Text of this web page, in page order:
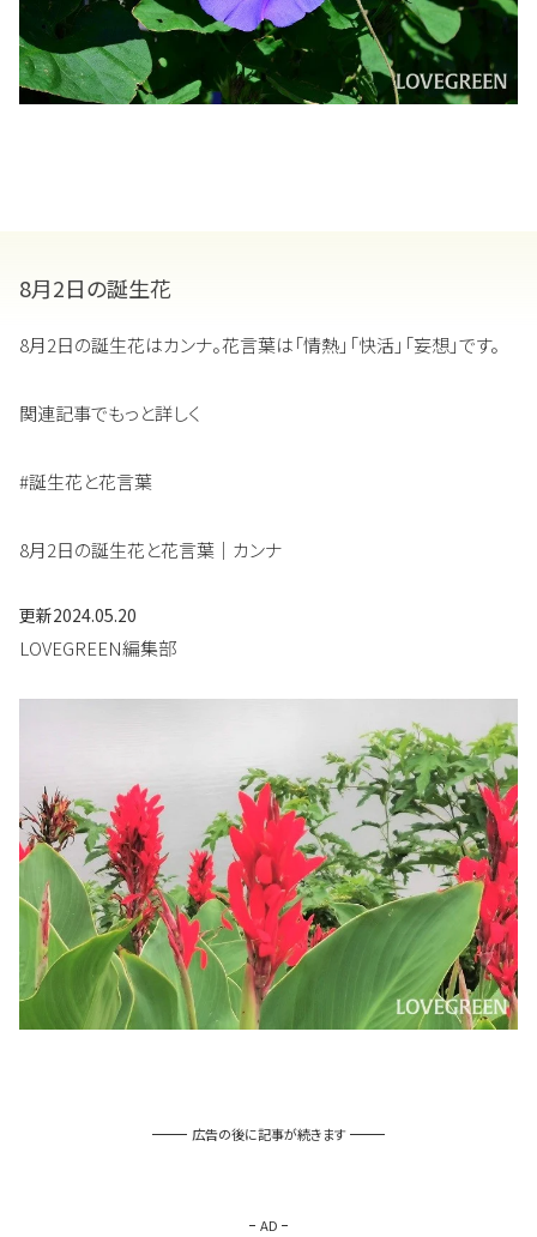
8月2日の誕生花
8月2日の誕生花はカンナ。花言葉は「情熱」「快活」「妄想」です。
関連記事でもっと詳しく
#誕生花と花言葉
8月2日の誕生花と花言葉｜カンナ
更新2024.05.20
LOVEGREEN編集部
広告の後に記事が続きます
AD